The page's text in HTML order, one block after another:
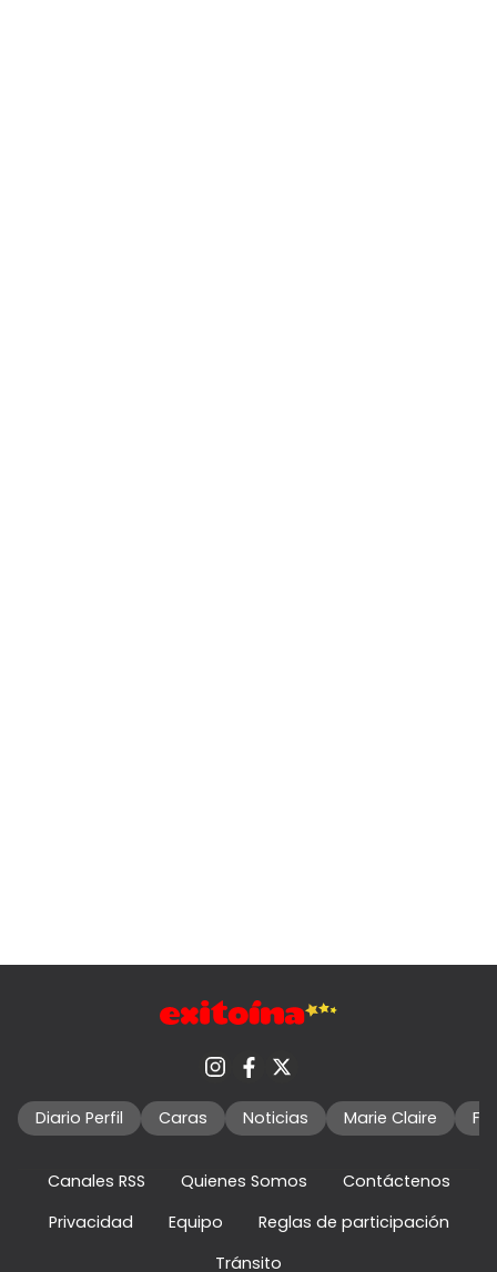
Diario Perfil Caras Noticias Marie Claire
Canales RSS Quienes Somos
Contáctenos
Privacidad
Equipo
Reglas de participación
Tránsito